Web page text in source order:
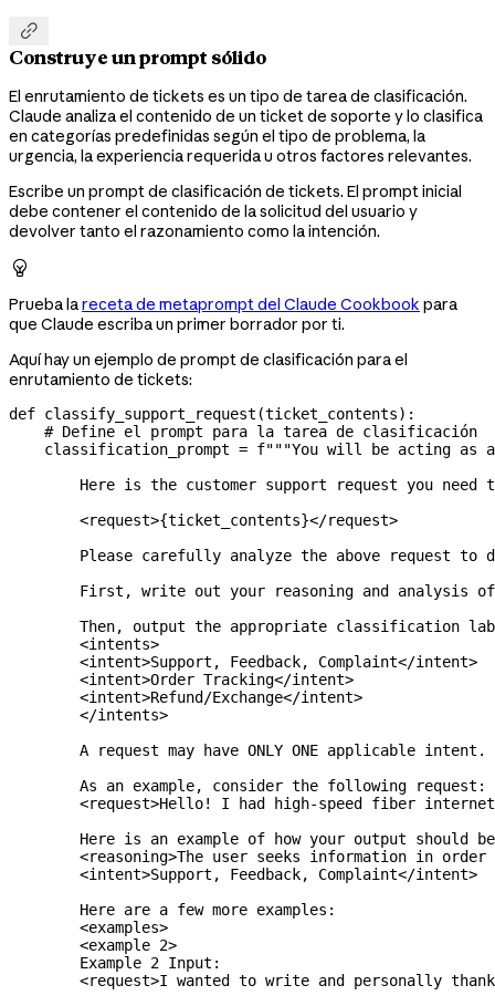

Construye un prompt sólido
El enrutamiento de tickets es un tipo de tarea de clasificación.
Claude analiza el contenido de un ticket de soporte y lo clasifica
en categorías predefinidas según el tipo de problema, la
urgencia, la experiencia requerida u otros factores relevantes.
Escribe un prompt de clasificación de tickets. El prompt inicial
debe contener el contenido de la solicitud del usuario y
devolver tanto el razonamiento como la intención.

Prueba lareceta de metaprompt del Claude Cookbook para
que Claude escriba un primer borrador por ti.
Aquí hay un ejemplo de prompt de clasificación para el
enrutamiento de tickets:
def classify_support_request (ticket_contents):
    # Define el prompt para la tarea de clasificación
    classification_prompt
= f"""You will be acting as
Here is the customer support request you need
        <request>
{ticket_contents}</request>
Please carefully analyze the above request to
First, write out your reasoning and analysis
Then, output the appropriate classification
        <intents>
        <intent>Support, Feedback, Complaint</intent>
        <intent>Order Tracking</intent>
        <intent>Refund/Exchange</intent>
        </intents>
A request may have ONLY ONE applicable
        As an example, consider the following request:
<request>Hello! I had high-speed fiber
Here is an example of how your output should
<reasoning>The user seeks information in
        <intent>Support, Feedback, Complaint</intent>
        Here are a few more examples:
        <examples>
        <example 2>
        Example 2 Input:
<request>I wanted to write and personally